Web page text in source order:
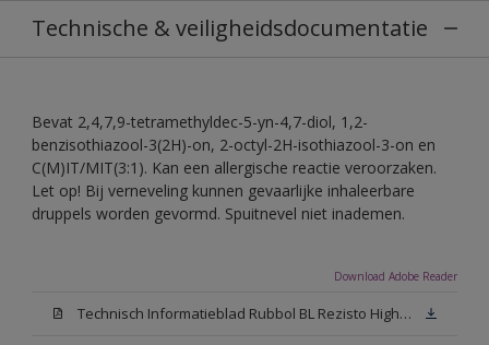
Technische & veiligheidsdocumentatie
Bevat 2,4,7,9-tetramethyldec-5-yn-4,7-diol, 1,2-
benzisothiazool-3(2H)-on, 2-octyl-2H-isothiazool-3-on en
C(M)IT/MIT(3:1). Kan een allergische reactie veroorzaken.
Let op! Bij verneveling kunnen gevaarlijke inhaleerbare
druppels worden gevormd. Spuitnevel niet inademen.
Download Adobe Reader
Technisch Informatieblad Rubbol BL Rezisto High Gloss (New Livery) (PDF)